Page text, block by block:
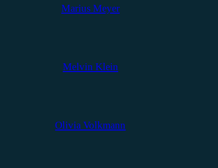
Marius Meyer
Melvin Klein
Olivia Volkmann